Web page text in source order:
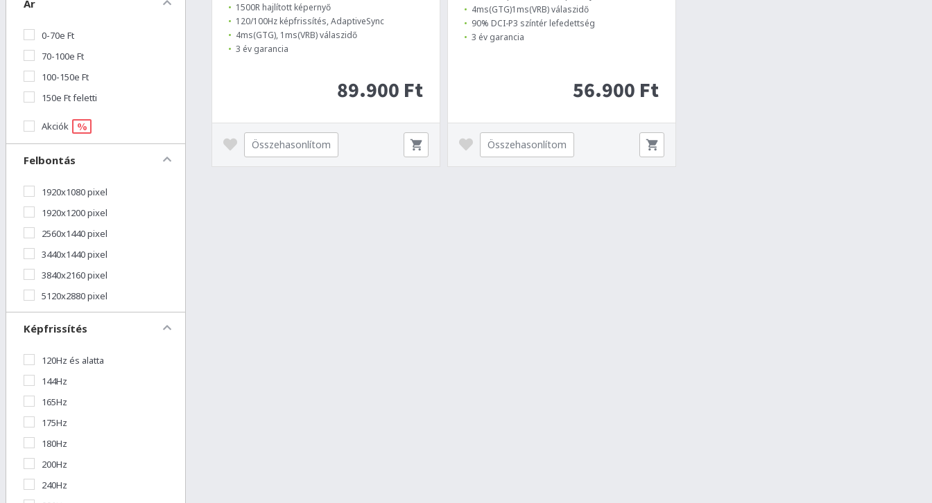
Ár
0-70e Ft
70-100e Ft
100-150e Ft
150e Ft feletti
Akciók %
Felbontás
1920x1080 pixel
1920x1200 pixel
2560x1440 pixel
3440x1440 pixel
3840x2160 pixel
5120x2880 pixel
Képfrissítés
120Hz és alatta
144Hz
165Hz
175Hz
180Hz
200Hz
240Hz
1500R hajlított képernyő
120/100Hz képfrissítés, AdaptiveSync
4ms(GTG), 1ms(VRB) válaszidő
3 év garancia
89.900 Ft
Összehasonlítom
4ms(GTG)1ms(VRB) válaszidő
90% DCI-P3 színtér lefedettség
3 év garancia
56.900 Ft
Összehasonlítom